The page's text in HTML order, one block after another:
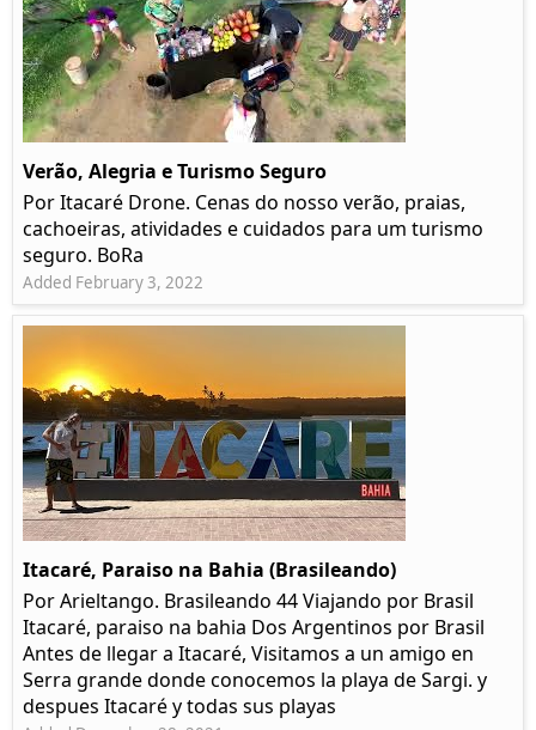
Verão, Alegria e Turismo Seguro
Por Itacaré Drone. Cenas do nosso verão, praias,
cachoeiras, atividades e cuidados para um turismo
seguro. BoRa
Added February 3, 2022
Itacaré, Paraiso na Bahia (Brasileando)
Por Arieltango. Brasileando 44 Viajando por Brasil
Itacaré, paraiso na bahia Dos Argentinos por Brasil
Antes de llegar a Itacaré, Visitamos a un amigo en
Serra grande donde conocemos la playa de Sargi. y
despues Itacaré y todas sus playas